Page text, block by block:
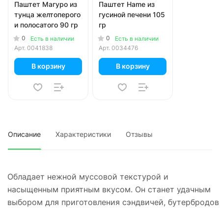
Паштет Магуро из
тунца желтоперого
и полосатого 90 гр
0
Есть в наличии
Арт. 0041838
В корзину
Паштет Hame из
гусиной печени 105
гр
0
Есть в наличии
Арт. 0034476
В корзину
Описание Характеристики Отзывы
Обладает нежной муссовой текстурой и
насыщенным приятным вкусом. Он станет удачным
выбором для приготовления сэндвичей, бутербродов